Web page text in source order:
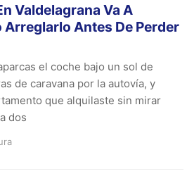
Valdelagrana Va A
Arreglarlo Antes De Perder
el coche bajo un sol de
de caravana por la autovía, y
que alquilaste sin mirar
dos